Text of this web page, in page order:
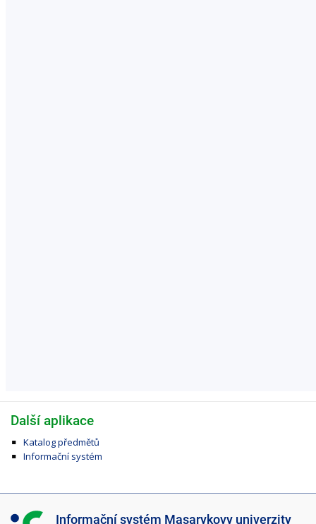
Další aplikace
Katalog předmětů
Informační systém
I Informační systém Masarykovy univerzity